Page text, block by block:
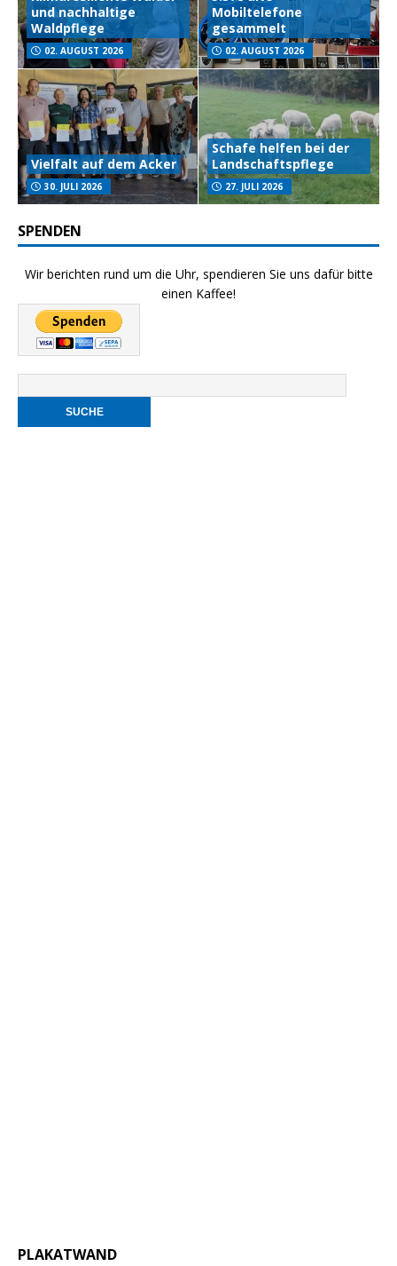
und nachhaltige
Waldpflege
02. AUGUST 2026
Mobiltelefone
gesammelt
02. AUGUST 2026
Vielfalt auf dem Acker
30. JULI 2026
Schafe helfen bei der
Landschaftspflege
27. JULI 2026
SPENDEN
Wir berichten rund um die Uhr, spendieren Sie uns dafür bitte
einen Kaffee!
PLAKATWAND